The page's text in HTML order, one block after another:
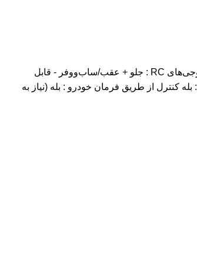
برند : پایونیر نوع پخش : AUX, Bluetooth, Radio, USB بلوتوث : دارد قابلیت پخش دیسک : ندارد (دکلس) تعداد RC : 4 عدد ولتاژ خروجی RC : 2 ولت خروجی‌های RC : جلو + عقب/ساب‌ووفر - قابل
تنظیم پشتیبانی از فرمت‌های صوتی : MP3 / WMA / WAV / FLAC توان خروجی : 4x50 وات (MOSFET) اکولایزر : بله (5 باند گرافیکی) پشتیبانی از RDS : بله کنترل از طریق فرمان خودرو : بله (نیاز به